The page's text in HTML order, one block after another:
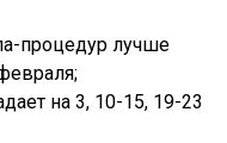
процедур лучше
на 3, 10-15, 19-23